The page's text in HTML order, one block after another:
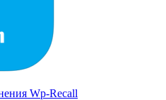
Wp-Recall